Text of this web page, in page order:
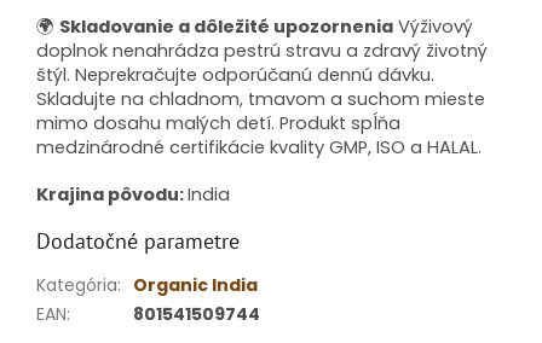
🌍 Skladovanie a dôležité upozornenia Výživový
doplnok nenahrádza pestrú stravu a zdravý životný
štýl. Neprekračujte odporúčanú dennú dávku.
Skladujte na chladnom, tmavom a suchom mieste
mimo dosahu malých detí. Produkt spĺňa
medzinárodné certifikácie kvality GMP, ISO a HALAL.
Krajina pôvodu:India
Dodatočné parametre
Kategória: Organic India
EAN: 801541509744